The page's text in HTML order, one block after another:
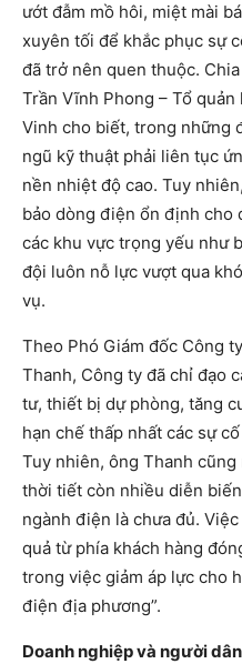
ướt đẫm mồ hôi, miệt mài
xuyên tối để khắc phục sự
đã trở nên quen thuộc.
Trần Vĩnh Phong – Tổ
Vinh cho biết, trong những
ngũ kỹ thuật phải liên tục
nền nhiệt độ cao. Tuy
bảo dòng điện ổn định cho
các khu vực trọng yếu như
đội luôn nỗ lực vượt qua
vụ.
Theo Phó Giám đốc Công
Thanh, Công ty đã chỉ đạo
tư, thiết bị dự phòng, tăng
hạn chế thấp nhất các sự
Tuy nhiên, ông Thanh cũng
thời tiết còn nhiều diễn
ngành điện là chưa đủ.
quả từ phía khách hàng
trong việc giảm áp lực cho
điện địa phương”.
Doanh nghiệp và người